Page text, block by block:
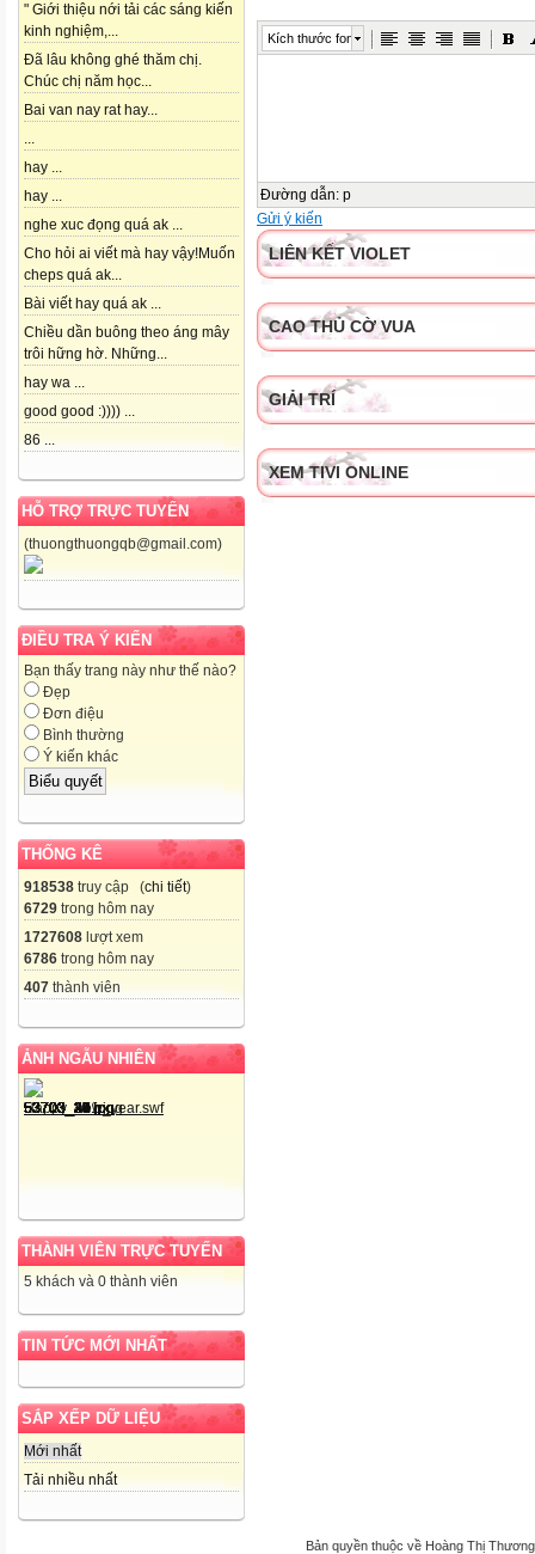
" Giới thiệu nới tải các sáng kiến
kinh nghiệm,...
Đã lâu không ghé thăm chị.
Chúc chị năm học...
Bai van nay rat hay...
...
hay ...
hay ...
nghe xuc đọng quá ak ...
Cho hỏi ai viết mà hay vậy!Muốn
cheps quá ak...
Bài viết hay quá ak ...
Chiều dần buông theo áng mây
trôi hững hờ. Những...
hay wa ...
good good :)))) ...
86 ...
HỖ TRỢ TRỰC TUYẾN
(thuongthuongqb@gmail.com)
ĐIỀU TRA Ý KIẾN
Bạn thấy trang này như thế nào?
Đẹp
Đơn điệu
Bình thường
Ý kiến khác
THỐNG KÊ
918538 truy cập (chi tiết)
6729 trong hôm nay
1727608 lượt xem
6786 trong hôm nay
407 thành viên
ẢNH NGẪU NHIÊN
THÀNH VIÊN TRỰC TUYẾN
5 khách và 0 thành viên
TIN TỨC MỚI NHẤT
SẮP XẾP DỮ LIỆU
Mới nhất
Tải nhiều nhất
Kích thước font
Đường dẫn: p
Gửi ý kiến
LIÊN KẾT VIOLET
CAO THỦ CỜ VUA
GIẢI TRÍ
XEM TIVI ONLINE
Bản quyền thuộc về Hoàng Thị